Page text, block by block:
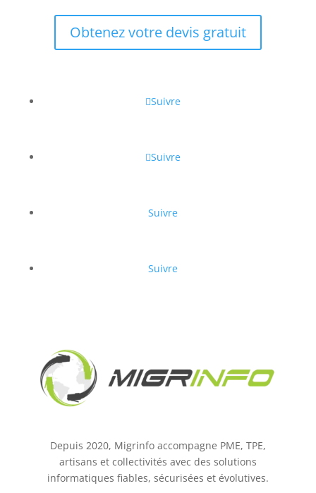
Obtenez votre devis gratuit
Suivre
Suivre
Suivre
Suivre
Depuis 2020, Migrinfo accompagne PME, TPE,
artisans et collectivités avec des solutions
informatiques fiables, sécurisées et évolutives.